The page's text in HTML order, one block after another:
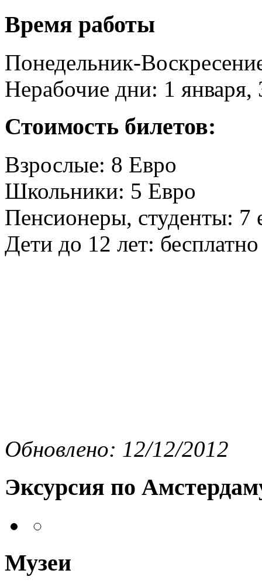
Время работы
Понедельник-
Нерабочие дни: 1 января,
Стоимость билетов:
Взрослые: 8 Евро
Школьники: 5 Евро
Пенсионеры, студенты: 7
Дети до 12 лет: бесплатно
Обновлено: 12/12/2012
Эксурсия по
Музеи